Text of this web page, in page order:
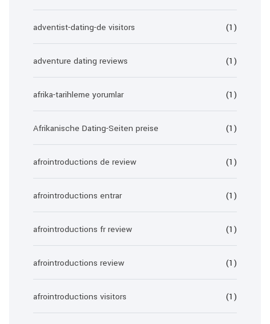
adventist-dating-de visitors (1)
adventure dating reviews (1)
afrika-tarihleme yorumlar (1)
Afrikanische Dating-Seiten preise (1)
afrointroductions de review (1)
afrointroductions entrar (1)
afrointroductions fr review (1)
afrointroductions review (1)
afrointroductions visitors (1)